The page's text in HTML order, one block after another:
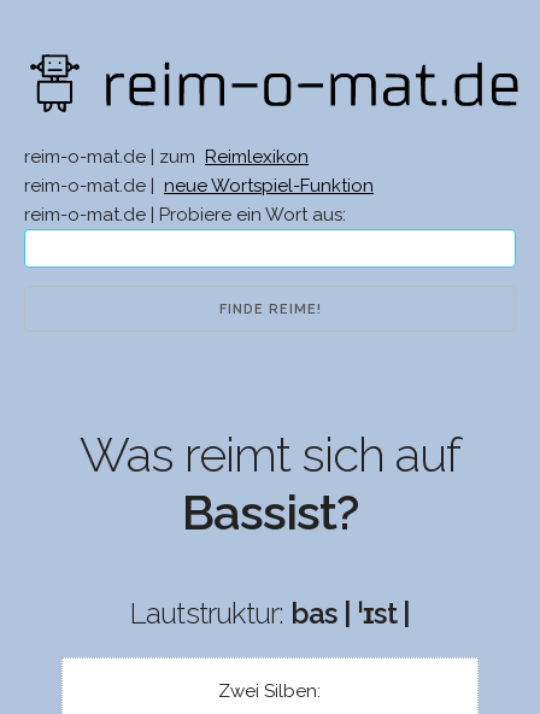
reim-o-mat.de | zum
Reimlexikon
reim-o-mat.de |
neue Wortspiel-Funktion
reim-o-mat.de | Probiere ein Wort aus:
Was reimt sich auf
Bassist?
Lautstruktur: bas | ˈɪst |
Zwei Silben: